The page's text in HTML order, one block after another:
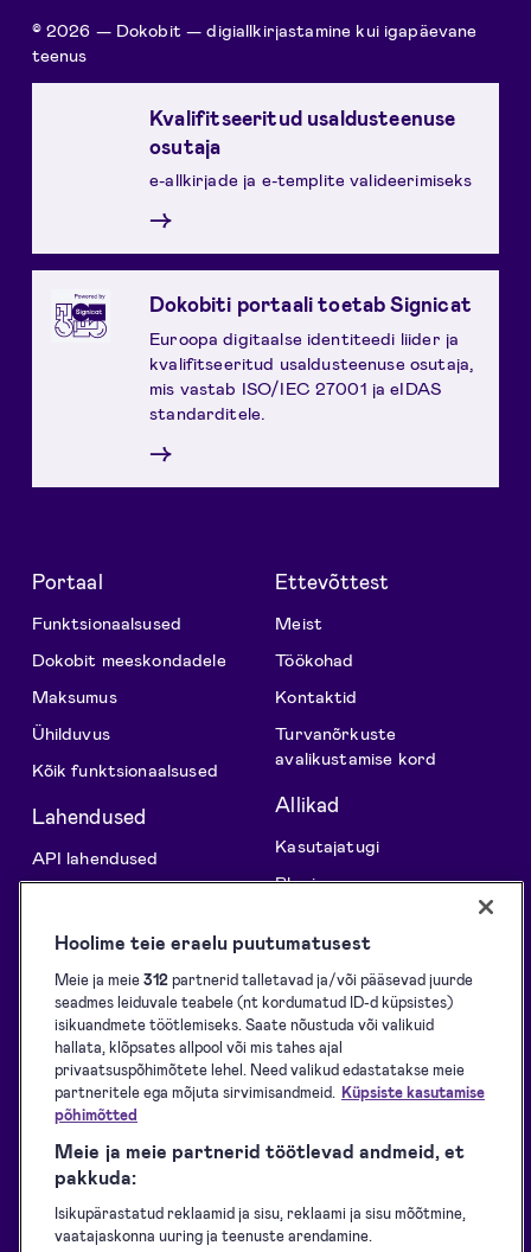
© 2026 — Dokobit — digiallkirjastamine kui igapäevane
teenus
Kvalifitseeritud usaldusteenuse
osutaja
e-allkirjade ja e-templite valideerimiseks
→
Dokobiti portaali toetab Signicat
Euroopa digitaalse identiteedi liider ja
kvalifitseeritud usaldusteenuse osutaja,
mis vastab ISO/IEC 27001 ja eIDAS
standarditele.
→
Portaal
Funktsionaalsused
Dokobit meeskondadele
Maksumus
Ühilduvus
Kõik funktsionaalsused
Lahendused
API lahendused
Allkirjastamine
Tembeldamine
Ettevõttest
Meist
Töökohad
Kontaktid
Turvanõrkuste
avalikustamise kord
Allikad
Kasutajatugi
Blogi
Arendajatele
eID vahendid
Arendajatele
Teenuse osutamise
tingimused
Teenuse staatus
Hoolime teie eraelu puutumatusest
Meie ja meie312partnerid talletavad ja/või pääsevad juurde
seadmes leiduvale teabele (nt kordumatud ID-d küpsistes)
isikuandmete töötlemiseks. Saate nõustuda või valikuid
hallata, klõpsates allpool või mis tahes ajal
privaatsuspõhimõtete lehel. Need valikud edastatakse meie
partneritele ega mõjuta sirvimisandmeid. Küpsiste kasutamise
põhimõtted
Meie ja meie partnerid töötlevad andmeid, et
pakkuda:
Isikupärastatud reklaamid ja sisu, reklaami ja sisu mõõtmine,
vaatajaskonna uuring ja teenuste arendamine.